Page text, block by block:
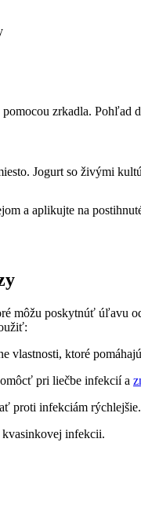
zrkadla.
Jogurt so živými
a aplikujte na
môžu poskytnúť
vlastnosti, ktoré
pri liečbe infekcií a
proti infekciám rýchlejšie.
infekcii.